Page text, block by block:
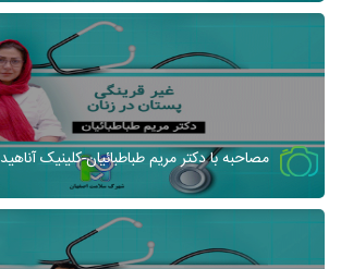
مصاحبه با دکتر مریم طباطبائیان-کلینیک آناهید